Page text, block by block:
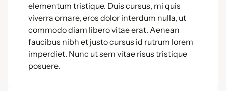
elementum tristique. Duis cursus, mi quis
viverra ornare, eros dolor interdum nulla, ut
commodo diam libero vitae erat. Aenean
faucibus nibh et justo cursus id rutrum lorem
imperdiet. Nunc ut sem vitae risus tristique
posuere.